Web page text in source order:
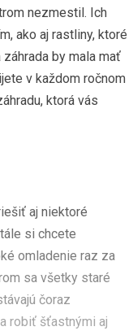
nezmestil. Ich
ako aj rastliny, ktoré
by mala mať
v každom ročnom
ktorá vás
aj niektoré
si chcete
omladenie raz za
sa všetky staré
čoraz
robiť šťastnými aj